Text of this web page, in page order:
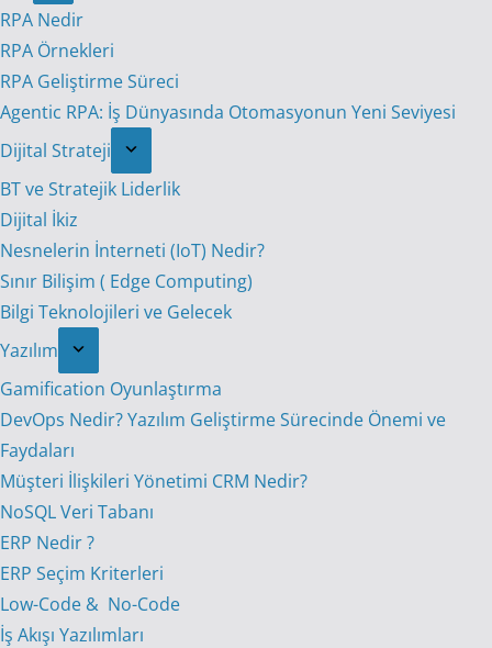
RPA Nedir
RPA Örnekleri
RPA Geliştirme Süreci
Agentic RPA: İş Dünyasında Otomasyonun Yeni Seviyesi
Dijital Strateji
BT ve Stratejik Liderlik
Dijital İkiz
Nesnelerin İnterneti (IoT) Nedir?
Sınır Bilişim ( Edge Computing)
Bilgi Teknolojileri ve Gelecek
Yazılım
Gamification Oyunlaştırma
DevOps Nedir? Yazılım Geliştirme Sürecinde Önemi ve
Faydaları
Müşteri İlişkileri Yönetimi CRM Nedir?
NoSQL Veri Tabanı
ERP Nedir ?
ERP Seçim Kriterleri
Low-Code & No-Code
İş Akışı Yazılımları